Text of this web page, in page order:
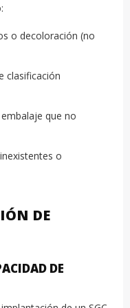
o decoloración (no
clasificación
que no
o
DE
DE